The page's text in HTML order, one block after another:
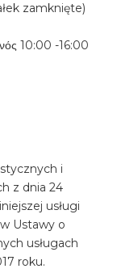
zamknięte)
10:00 -16:00
i
z dnia 24
usługi
Ustawy o
usługach
roku.